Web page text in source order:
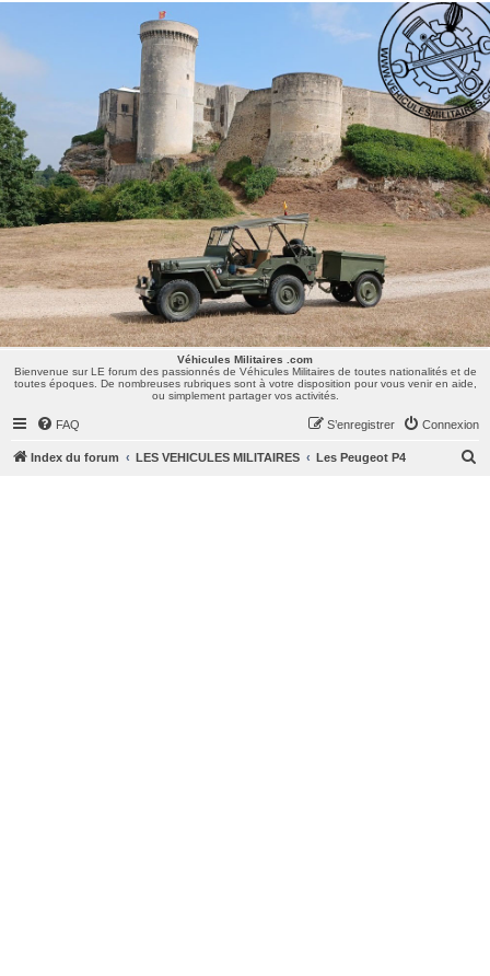
Véhicules Militaires .com
Bienvenue sur LE forum des passionnés de Véhicules Militaires de toutes nationalités et de
toutes époques. De nombreuses rubriques sont à votre disposition pour vous venir en aide,
ou simplement partager vos activités.
Véhicules Militaires .com
Bienvenue sur LE forum des passionnés de Véhicules Militaires de toutes nationalités et de
toutes époques. De nombreuses rubriques sont à votre disposition pour vous venir en aide,
ou simplement partager vos activités.
FAQ Connexion
S’enregistrer
Index du forum LES VEHICULES MILITAIRES Les Peugeot P4